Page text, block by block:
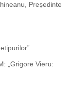
Președinte
„Grigore Vieru: